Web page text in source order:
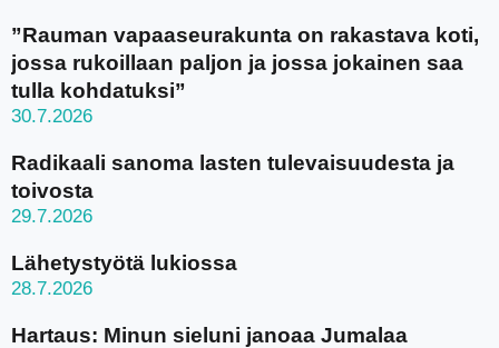
”Rauman vapaaseurakunta on rakastava koti,
jossa rukoillaan paljon ja jossa jokainen saa
tulla kohdatuksi”
30.7.2026
Radikaali sanoma lasten tulevaisuudesta ja
toivosta
29.7.2026
Lähetystyötä lukiossa
28.7.2026
Hartaus: Minun sieluni janoaa Jumalaa